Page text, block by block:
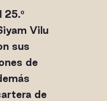
25.º
Vilu
sus
de
de